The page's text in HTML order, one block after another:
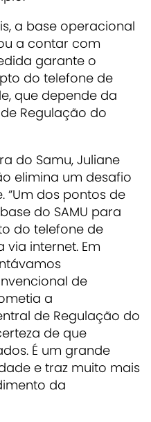
a base operacional
a contar com
garante o
do telefone de
que depende da
Regulação do
do Samu, Juliane
elimina um desafio
“Um dos pontos de
do SAMU para
do telefone de
internet. Em
de
a
de Regulação do
de que
É um grande
e traz muito mais
da